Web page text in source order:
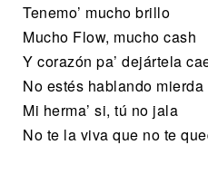
Tenemo’ mucho brillo
Mucho Flow, mucho cash
Y corazón pa’ dejártela
No estés hablando mierda
Mi herma’ si, tú no jala
No te la viva que no te